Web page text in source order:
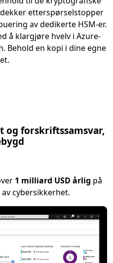
etterspørselstopper
av dedikerte HSM-er.
å klargjøre hvelv i Azure-
Behold en kopi i dine egne
og forskriftssamsvar,
1 milliard USD årlig på
cybersikkerhet.